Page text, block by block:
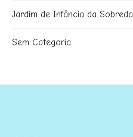
Jardim de Infância da Sobreda
Sem Categoria